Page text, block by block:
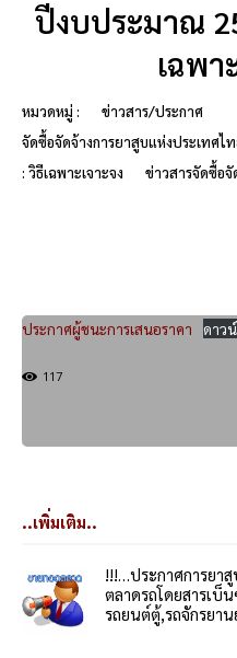
ปีงบประมาณ
เฉพา
หมวดหมู่ :
ข่าวสาร/ประกาศ
จัดซื้อจัดจ้างการยาสูบแห่งประเทศไ
: วิธีเฉพาะเจาะจง
ข่าวสารจัดซื้อจั
ประกาศผู้ชนะการเสนอราคา ดาว
117
..เพิ่มเติม..
!!!…ประกาศการยา
ตลาดรถโดยสารเบ็
รถยนต์ตู้,รถจักรยาน